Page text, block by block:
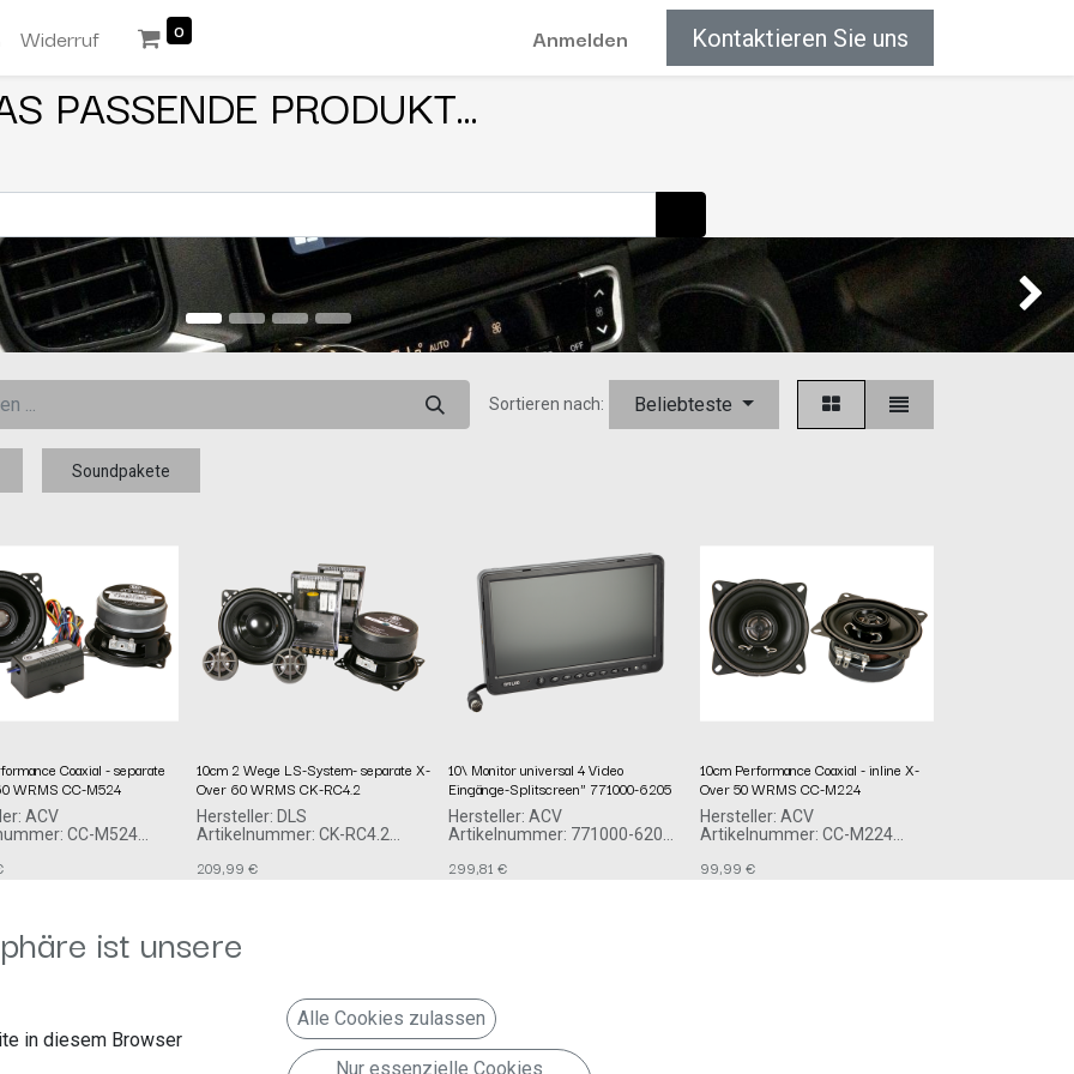
Widerruf 0 Anmelden Kontaktieren Sie uns
PASSENDE PRODUKT...
Weiter
Sortieren nach: Beliebteste
Soundpakete
Coaxial - separate
WRMS CC-M524
ACV
CC-M524
Allee 10-12
10cm 2 Wege LS-System- separate X-
Over 60 WRMS CK-RC4.2
Hersteller: DLS
Artikelnummer: CK-RC4.2
Idrottsvägen 37B
verantwortliche Person:
acv GmbH
Baden-Württemberg
Erkelenz, Deutschland, 481812
info@acvgmbh.de
Lautsprecher System DLS
209,99 €
10\ Monitor universal 4 Video
Eingänge-Splitscreen" 771000-6205
Hersteller: ACV
Artikelnummer: 771000-6205
Straßburger Allee 10-12
299,81 €
10cm Performance Coaxial - inline X-
Over 50 WRMS CC-M224
Hersteller: ACV
Artikelnummer: CC-M224
Straßburger Allee 10-12
99,99 €
ist unsere
in diesem Browser
Alle Cookies zulassen
Nur essenzielle Cookies